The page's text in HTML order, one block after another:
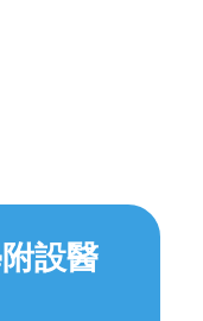
設醫